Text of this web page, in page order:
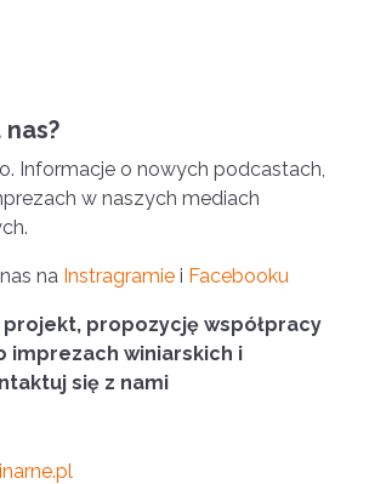
Informacje o nowych podcastach,
w naszych mediach
na Instragramie i Facebooku
projekt, propozycję współpracy
imprezach winiarskich i
się z nami